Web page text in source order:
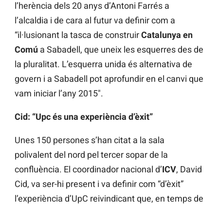
l’herència dels 20 anys d’Antoni Farrés a
l’alcaldia i de cara al futur va definir com a
“il·lusionant la tasca de construirCatalunya en
Comú a Sabadell, que uneix les esquerres des de
la pluralitat. L’esquerra unida és alternativa de
govern i a Sabadell pot aprofundir en el canvi que
vam iniciar l’any 2015″.
Cid: “Upc és una experiència d’èxit”
Unes 150 persones s’han citat a la sala
polivalent del nord pel tercer sopar de la
confluència. El coordinador nacional d’ICV, David
Cid, va ser-hi present i va definir com “d’èxit”
l’experiència d’UpC reivindicant que, en temps de